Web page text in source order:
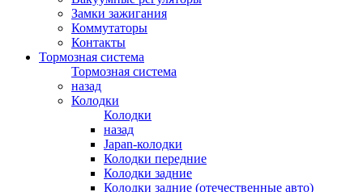
Замки зажигания
Коммутаторы
Контакты
Тормозная система
Тормозная система
назад
Колодки
Колодки
назад
Japan-колодки
Колодки передние
Колодки задние
Колодки задние (отечественные авто)